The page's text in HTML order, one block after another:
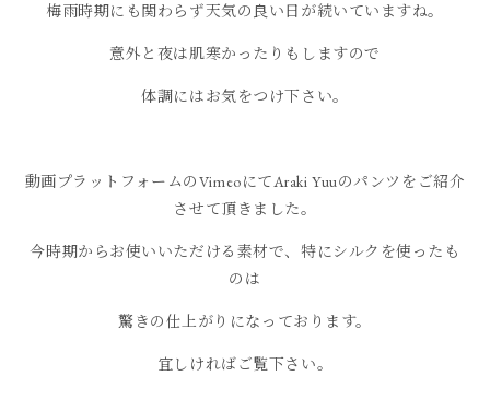
梅雨時期にも関わらず天気の良い日が続いていますね。
意外と夜は肌寒かったりもしますので
体調にはお気をつけ下さい。
動画プラットフォームのVimeoにてAraki Yuuのパンツをご紹介
させて頂きました。
今時期からお使いいただける素材で、特にシルクを使ったも
のは
驚きの仕上がりになっております。
宜しければご覧下さい。